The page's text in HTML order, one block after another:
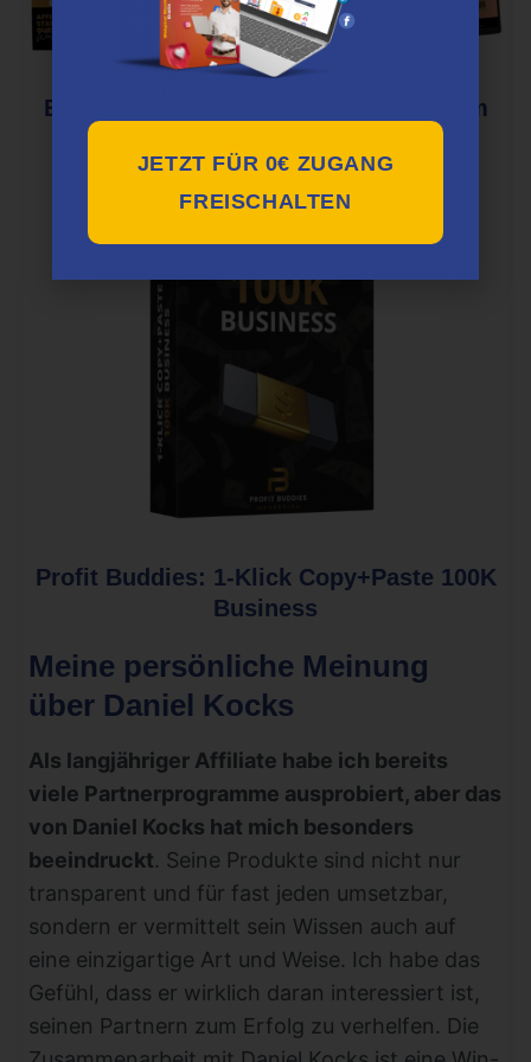
EACS: Evergreen Affiliate Cash System
Profit Buddies: 1-Klick Copy+Paste 100K
Business
Meine persönliche Meinung
über Daniel Kocks
Als langjähriger Affiliate habe ich bereits
viele Partnerprogramme ausprobiert, aber das
von Daniel Kocks hat mich besonders
beeindruckt. Seine Produkte sind nicht nur
transparent und für fast jeden umsetzbar,
sondern er vermittelt sein Wissen auch auf
eine einzigartige Art und Weise. Ich habe das
Gefühl, dass er wirklich daran interessiert ist,
seinen Partnern zum Erfolg zu verhelfen. Die
JETZT FÜR 0€ ZUGANG
FREISCHALTEN